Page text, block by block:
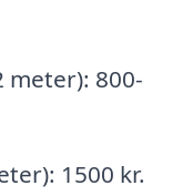
meter): 800-
1500 kr.